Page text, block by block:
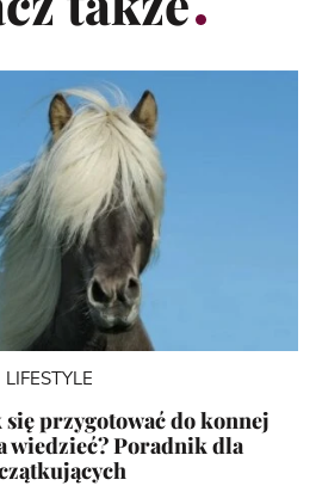
LIFESTYLE
się przygotować do konnej
wiedzieć? Poradnik dla